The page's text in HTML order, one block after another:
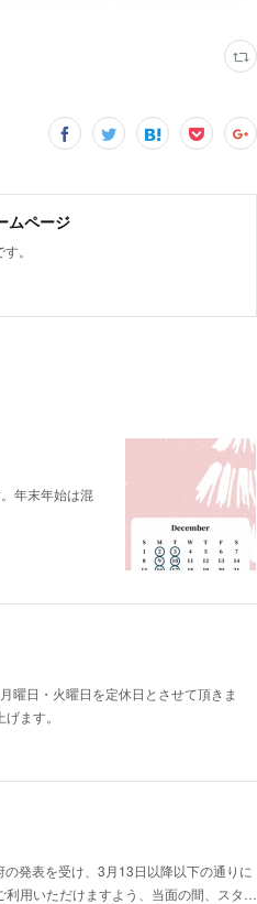
ムページ
。
年末年始は混
曜日・火曜日を定休日とさせて頂きま
ます。
発表を受け、3月13日以降以下の通りに
利用いただけますよう、当面の間、スタ…